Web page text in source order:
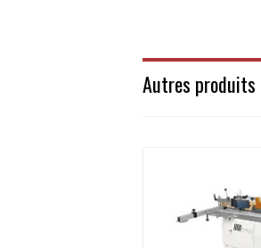
Autres produits